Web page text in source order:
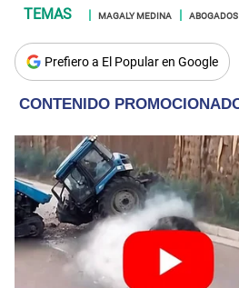
MAGALY MEDINA ABOGADOS
Prefiero a El Popular en Google